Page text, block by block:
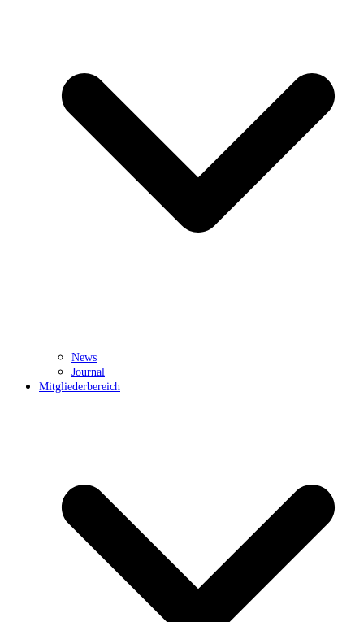
News
Journal
Mitgliederbereich